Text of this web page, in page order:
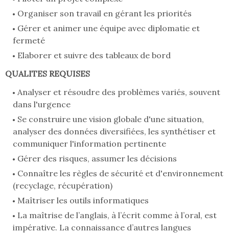
Organiser son travail en gérant les priorités
Gérer et animer une équipe avec diplomatie et
fermeté
Elaborer et suivre des tableaux de bord
QUALITES REQUISES
Analyser et résoudre des problèmes variés, souvent
dans l'urgence
Se construire une vision globale d'une situation,
analyser des données diversifiées, les synthétiser et
communiquer l'information pertinente
Gérer des risques, assumer les décisions
Connaître les règles de sécurité et d'environnement
(recyclage, récupération)
Maîtriser les outils informatiques
La maîtrise de l’anglais, à l’écrit comme à l’oral, est
impérative. La connaissance d’autres langues